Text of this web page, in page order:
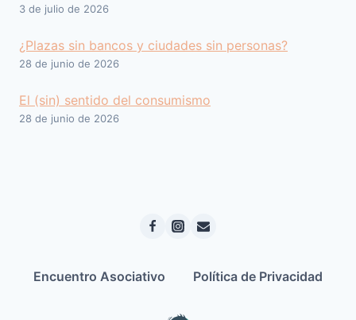
3 de julio de 2026
¿Plazas sin bancos y ciudades sin personas?
28 de junio de 2026
El (sin) sentido del consumismo
28 de junio de 2026
Encuentro Asociativo Política de Privacidad